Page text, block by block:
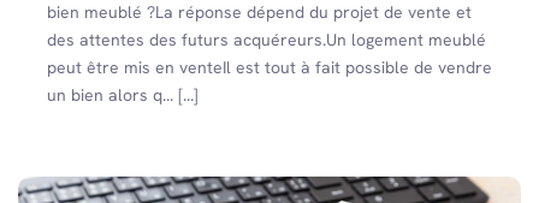
bien meublé ?La réponse dépend du projet de vente et
des attentes des futurs acquéreurs.Un logement meublé
peut être mis en venteIl est tout à fait possible de vendre
un bien alors q... [...]